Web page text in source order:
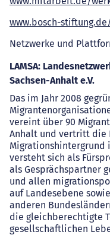
www.bosch-
Netzwerke und
LAMSA:
Sachsen-Anhalt e.V.
Das im Jahr 2008
vereint über 90
Anhalt und vertritt die
Migrationshintergrund
versteht sich als
als Gesprächspartner
und allen
auf Landesebene
anderen
die gleichberechtigte
gesellschaftlichen